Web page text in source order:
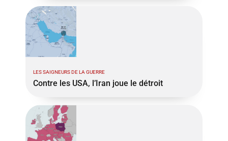
LES SAIGNEURS DE LA GUERRE
Contre les USA, l’Iran joue le détroit